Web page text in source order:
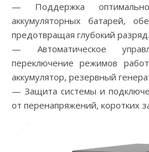
— Поддержка
аккумуляторных батарей,
предотвращая глубокий разряд.
— Автоматическое
переключение режимов
аккумулятор, резервный
— Защита системы и
от перенапряжений, коротких